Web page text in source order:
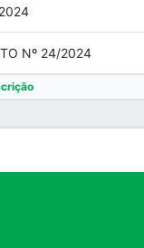
2024
Nº 24/2024